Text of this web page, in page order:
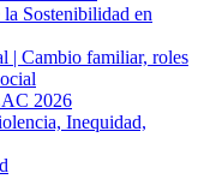
Sostenibilidad en
| Cambio familiar, roles
2026
Inequidad,